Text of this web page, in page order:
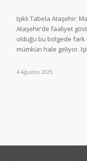
Işıklı Tabela Ataşehir:
Ataşehir’de faaliyet
olduğu bu bölgede fark
mümkün hale geliyor.
4 Ağustos 2025